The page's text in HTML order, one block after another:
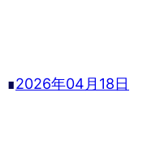
∎2026年04月18日